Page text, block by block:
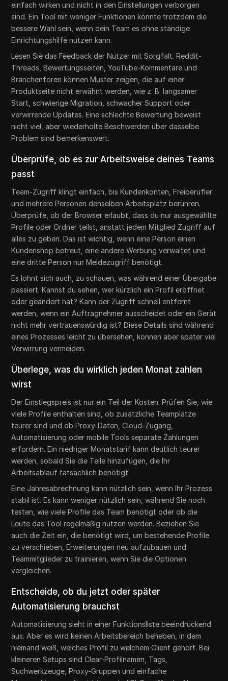
einfach wirken und nicht in den Einstellungen verborgen
sind. Ein Tool mit weniger Funktionen könnte trotzdem die
bessere Wahl sein, wenn dein Team es ohne ständige
Einrichtungshilfe nutzen kann.
Lesen Sie das Feedback der Nutzer mit Sorgfalt. Reddit-
Threads, Bewertungsseiten, YouTube-Kommentare und
Branchenforen können Muster zeigen, die auf einer
Produktseite nicht erwähnt werden, wie z. B. langsamer
Start, schwierige Migration, schwacher Support oder
verwirrende Updates. Eine schlechte Bewertung beweist
nicht viel, aber wiederholte Beschwerden über dasselbe
Problem sind bemerkenswert.
Überprüfe, ob es zur Arbeitsweise deines Teams
passt
Team-Zugriff klingt einfach, bis Kundenkonten, Freiberufler
und mehrere Personen denselben Arbeitsplatz berühren.
Überprüfe, ob der Browser erlaubt, dass du nur ausgewählte
Profile oder Ordner teilst, anstatt jedem Mitglied Zugriff auf
alles zu geben. Das ist wichtig, wenn eine Person einen
Kundenshop betreut, eine andere Werbung verwaltet und
eine dritte Person nur Meldezugriff benötigt.
Es lohnt sich auch, zu schauen, was während einer Übergabe
passiert. Kannst du sehen, wer kürzlich ein Profil eröffnet
oder geändert hat? Kann der Zugriff schnell entfernt
werden, wenn ein Auftragnehmer ausscheidet oder ein Gerät
nicht mehr vertrauenswürdig ist? Diese Details sind während
eines Prozesses leicht zu übersehen, können aber später viel
Verwirrung vermeiden.
Überlege, was du wirklich jeden Monat zahlen
wirst
Der Einstiegspreis ist nur ein Teil der Kosten. Prüfen Sie, wie
viele Profile enthalten sind, ob zusätzliche Teamplätze
teurer sind und ob Proxy-Daten, Cloud-Zugang,
Automatisierung oder mobile Tools separate Zahlungen
erfordern. Ein niedriger Monatstarif kann deutlich teurer
werden, sobald Sie die Teile hinzufügen, die Ihr
Arbeitsablauf tatsächlich benötigt.
Eine Jahresabrechnung kann nützlich sein, wenn Ihr Prozess
stabil ist. Es kann weniger nützlich sein, während Sie noch
testen, wie viele Profile das Team benötigt oder ob die
Leute das Tool regelmäßig nutzen werden. Beziehen Sie
auch die Zeit ein, die benötigt wird, um bestehende Profile
zu verschieben, Erweiterungen neu aufzubauen und
Teammitglieder zu trainieren, wenn Sie die Optionen
vergleichen.
Entscheide, ob du jetzt oder später
Automatisierung brauchst
Automatisierung sieht in einer Funktionsliste beeindruckend
aus. Aber es wird keinen Arbeitsbereich beheben, in dem
niemand weiß, welches Profil zu welchem Client gehört. Bei
kleineren Setups sind Clear-Profilnamen, Tags,
Suchwerkzeuge, Proxy-Gruppen und einfache